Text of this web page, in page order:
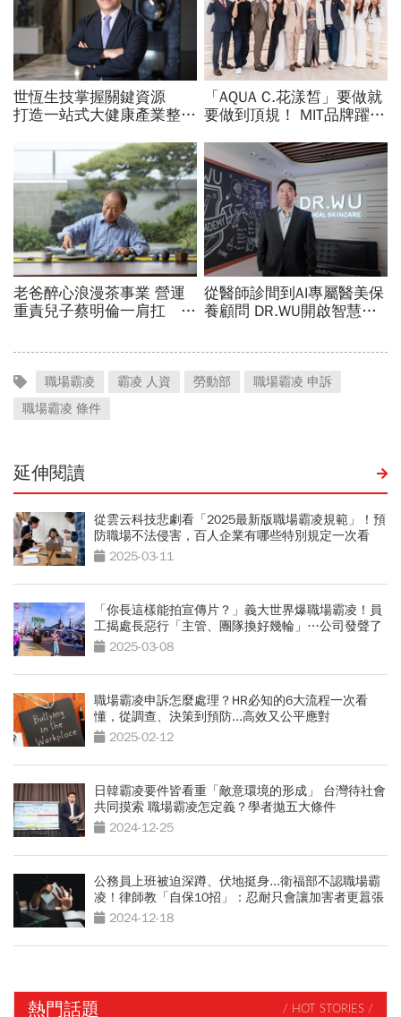
職場霸凌 霸凌 人資 勞動部
職場霸凌 申訴
職場霸凌 條件
延伸閱讀
從雲云科技悲劇看「2025最新版職場霸凌規範」！預
防職場不法侵害，百人企業有哪些特別規定一次看
2025-03-11
「你長這樣能拍宣傳片？」義大世界爆職場霸凌！員
工揭處長惡行「主管、團隊換好幾輪」…公司發聲了
2025-03-08
職場霸凌申訴怎麼處理？HR必知的6大流程一次看
懂，從調查、決策到預防...高效又公平應對
2025-02-12
日韓霸凌要件皆看重「敵意環境的形成」 台灣待社會
共同摸索 職場霸凌怎定義？學者拋五大條件
2024-12-25
公務員上班被迫深蹲、伏地挺身...衛福部不認職場霸
凌！律師教「自保10招」：忍耐只會讓加害者更囂張
2024-12-18
熱門話題 / HOT STORIES /